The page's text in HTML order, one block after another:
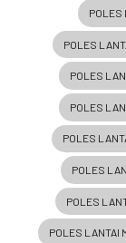
POLES
POLES
POLES
POLES
POLES
POLES
POLES
POLES LANTAI